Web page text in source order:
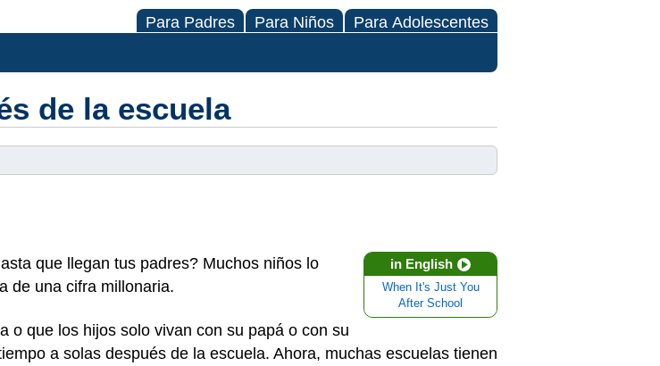
Para Padres Para Niños Para Adolescentes
de la escuela
in English
When It's Just You
After School
que llegan tus padres? Muchos niños lo
de una cifra millonaria.
o que los hijos solo vivan con su papá o con su
a solas después de la escuela. Ahora, muchas escuelas tienen